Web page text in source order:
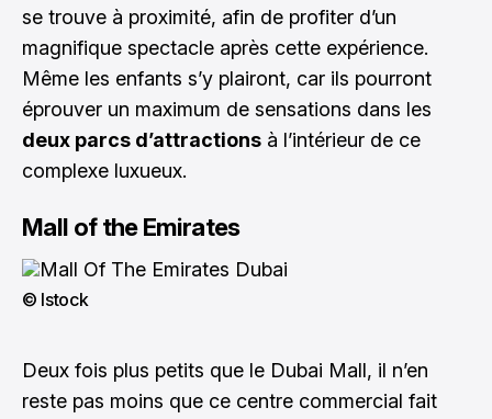
se trouve à proximité, afin de profiter d’un
magnifique spectacle après cette expérience.
Même les enfants s’y plairont, car ils pourront
éprouver un maximum de sensations dans les
deux parcs d’attractions à l’intérieur de ce
complexe luxueux.
Mall of the Emirates
© Istock
Deux fois plus petits que le Dubai Mall, il n’en
reste pas moins que ce centre commercial fait